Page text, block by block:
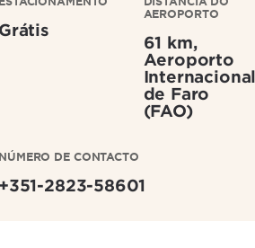
Grátis
AEROPORTO
61 km,
Aeroporto
Internacional
de Faro
(FAO)
NÚMERO DE CONTACTO
+351-2823-58601